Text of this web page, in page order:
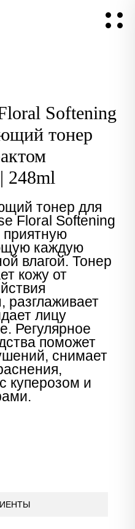
Softening
тонер
248ml
тонер для
Floral Softening
приятную
каждую
влагой. Тонер
кожу от
лицу
Регулярное
поможет
снимает
куперозом и